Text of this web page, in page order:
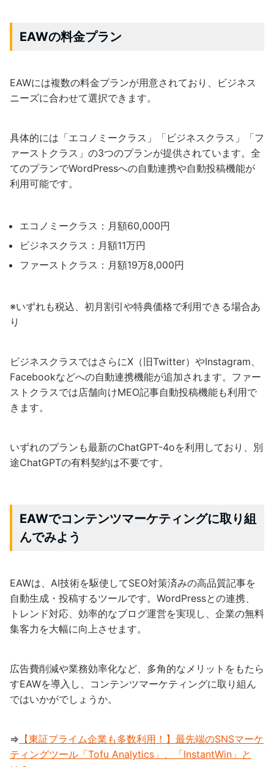
EAWの料金プラン
EAWには複数の料金プランが用意されており、ビジネス
ニーズに合わせて選択できます。
具体的には「エコノミークラス」「ビジネスクラス」「フ
ァーストクラス」の3つのプランが提供されています。全
てのプランでWordPressへの自動連携や自動投稿機能が
利用可能です。
エコノミークラス：月額60,000円
ビジネスクラス：月額11万円
ファーストクラス：月額19万8,000円
※いずれも税込、初月割引や特典価格で利用できる場合あ
り
ビジネスクラスではさらにX（旧Twitter）やInstagram、
Facebookなどへの自動連携機能が追加されます。ファー
ストクラスでは店舗向けMEO記事自動投稿機能も利用で
きます。
いずれのプランも最新のChatGPT-4oを利用しており、別
途ChatGPTの有料契約は不要です。
EAWでコンテンツマーケティングに取り組
んでみよう
EAWは、AI技術を駆使してSEO対策済みの高品質記事を
自動生成・投稿するツールです。WordPressとの連携、
トレンド対応、効率的なブログ運営を実現し、企業の無料
集客力を大幅に向上させます。
広告費削減や業務効率化など、多角的なメリットをもたら
すEAWを導入し、コンテンツマーケティングに取り組ん
ではいかがでしょうか。
⇒ 【東証プライム企業も多数利用！】最先端のSNSマーケ
ティングツール「Tofu Analytics」、「InstantWin」と